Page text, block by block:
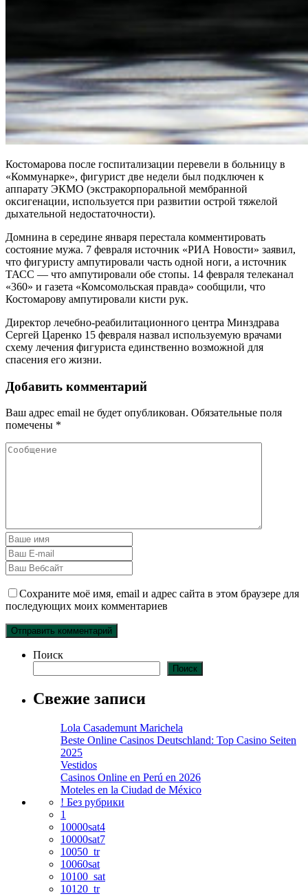
Костомарова после госпитализации перевели в больницу в
«Коммунарке», фигурист две недели был подключен к
аппарату ЭКМО (экстракорпоральной мембранной
оксигенации, используется при развитии острой тяжелой
дыхательной недостаточности).
Домнина в середине января перестала комментировать
состояние мужа. 7 февраля источник «РИА Новости» заявил,
что фигуристу ампутировали часть одной ноги, а источник
ТАСС — что ампутировали обе стопы. 14 февраля телеканал
«360» и газета «Комсомольская правда» сообщили, что
Костомарову ампутировали кисти рук.
Директор лечебно-реабилитационного центра Минздрава
Сергей Царенко 15 февраля назвал используемую врачами
схему лечения фигуриста единственно возможной для
спасения его жизни.
Добавить комментарий
Ваш адрес email не будет опубликован. Обязательные поля
помечены *
Сохраните моё имя, email и адрес сайта в этом браузере для
последующих моих комментариев
Поиск
Поиск
Свежие записи
Lola Casademunt Marichela
Beste Online Casinos Deutschland: Top Casino Seiten
2025
Vestidos
Casinos Online en Perú en 2026
Moteles en la Ciudad de México
! Без рубрики
1
10000sat4
10000sat7
10050_tr
10060sat
10100_sat
10120_tr